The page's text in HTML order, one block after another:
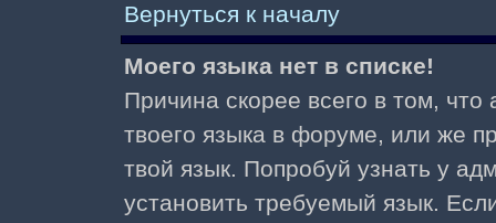
Вернуться к началу
Моего языка нет в списке!
Причина скорее всего в том,
твоего языка в форуме, или же
твой язык. Попробуй узнать у
установить требуемый язык.